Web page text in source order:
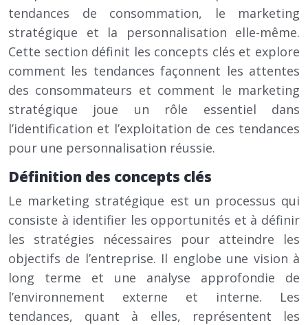
tendances de consommation, le marketing
stratégique et la personnalisation elle-même.
Cette section définit les concepts clés et explore
comment les tendances façonnent les attentes
des consommateurs et comment le marketing
stratégique joue un rôle essentiel dans
l’identification et l’exploitation de ces tendances
pour une personnalisation réussie.
Définition des concepts clés
Le marketing stratégique est un processus qui
consiste à identifier les opportunités et à définir
les stratégies nécessaires pour atteindre les
objectifs de l’entreprise. Il englobe une vision à
long terme et une analyse approfondie de
l’environnement externe et interne. Les
tendances, quant à elles, représentent les